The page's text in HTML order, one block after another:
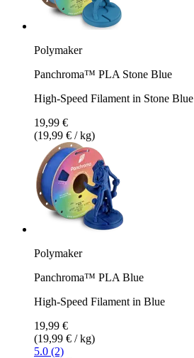
Polymaker
Panchroma™ PLA Stone Blue
High-Speed Filament in Stone Blue
19,99 €
(19,99 € / kg)
Polymaker
Panchroma™ PLA Blue
High-Speed Filament in Blue
19,99 €
(19,99 € / kg)
5.0 (2)